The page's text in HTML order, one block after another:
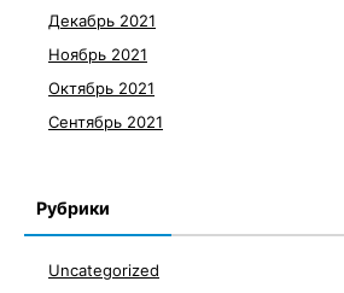
Декабрь 2021
Ноябрь 2021
Октябрь 2021
Сентябрь 2021
Рубрики
Uncategorized